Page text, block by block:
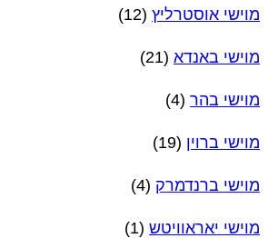
מוישי אוסטרליץ (12)
מוישי באנדא (21)
מוישי בהר (4)
מוישי ברוין (19)
מוישי ברנדמרק (4)
מוישי יאראוויטש (1)